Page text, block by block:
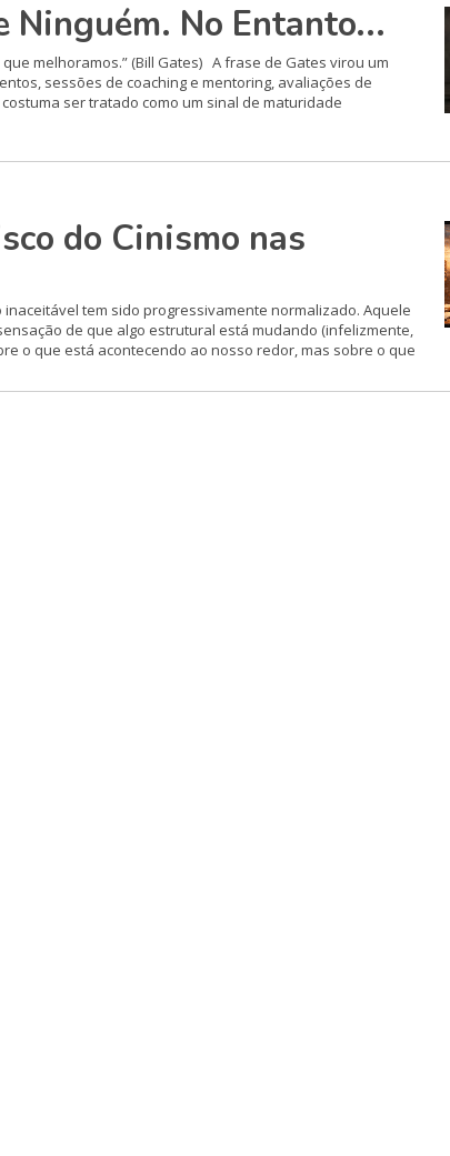
Ninguém. No Entanto...
melhoramos.” (Bill Gates) A frase de Gates virou um
sessões de coaching e mentoring, avaliações de
ser tratado como um sinal de maturidade
do Cinismo nas
tem sido progressivamente normalizado. Aquele
de que algo estrutural está mudando (infelizmente,
o que está acontecendo ao nosso redor, mas sobre o que